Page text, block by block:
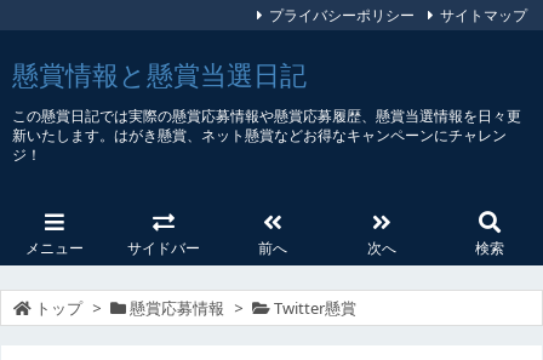
懸賞情報と懸賞当選日記
この懸賞日記では実際の懸賞応募情報や懸賞応募履歴、懸賞当選情報を日々更
新いたします。はがき懸賞、ネット懸賞などお得なキャンペーンにチャレン
ジ！
メニュー サイドバー 前へ 次へ 検索
プライバシーポリシー サイトマップ
トップ > 懸賞応募情報 > Twitter懸賞